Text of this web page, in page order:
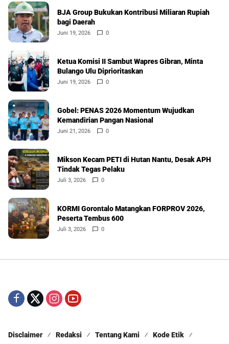
BJA Group Bukukan Kontribusi Miliaran Rupiah
bagi Daerah
Juni 19, 2026 0
Ketua Komisi II Sambut Wapres Gibran, Minta
Bulango Ulu Diprioritaskan
Juni 19, 2026 0
Gobel: PENAS 2026 Momentum Wujudkan
Kemandirian Pangan Nasional
Juni 21, 2026 0
Mikson Kecam PETI di Hutan Nantu, Desak APH
Tindak Tegas Pelaku
Juli 3, 2026 0
KORMI Gorontalo Matangkan FORPROV 2026,
Peserta Tembus 600
Juli 3, 2026 0
Disclaimer Redaksi Tentang Kami Kode Etik